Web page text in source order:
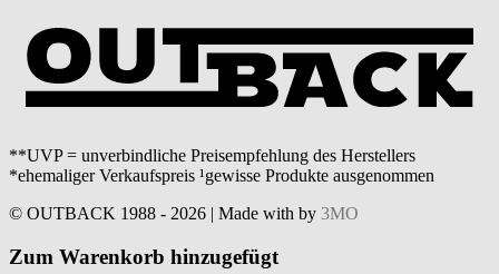
**UVP = unverbindliche Preisempfehlung des Herstellers
*ehemaliger Verkaufspreis ¹gewisse Produkte ausgenommen
© OUTBACK 1988 - 2026 | Made with by 3MO
Zum Warenkorb hinzugefügt